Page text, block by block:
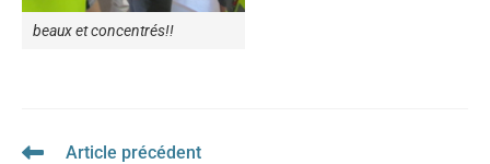
beaux et concentrés!!
Read
Article précédent